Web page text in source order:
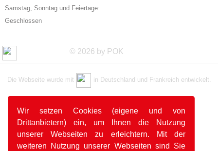
Wir setzen Cookies (eigene und von
Drittanbietern) ein, um Ihnen die Nutzung
unserer Webseiten zu erleichtern. Mit der
weiteren Nutzung unserer Webseiten sind Sie
Samstag, Sonntag und Feiertage:
Geschlossen
© 2026 by POK
Die Webseite wurde mit in Deutschland und Frankreich entwickelt.